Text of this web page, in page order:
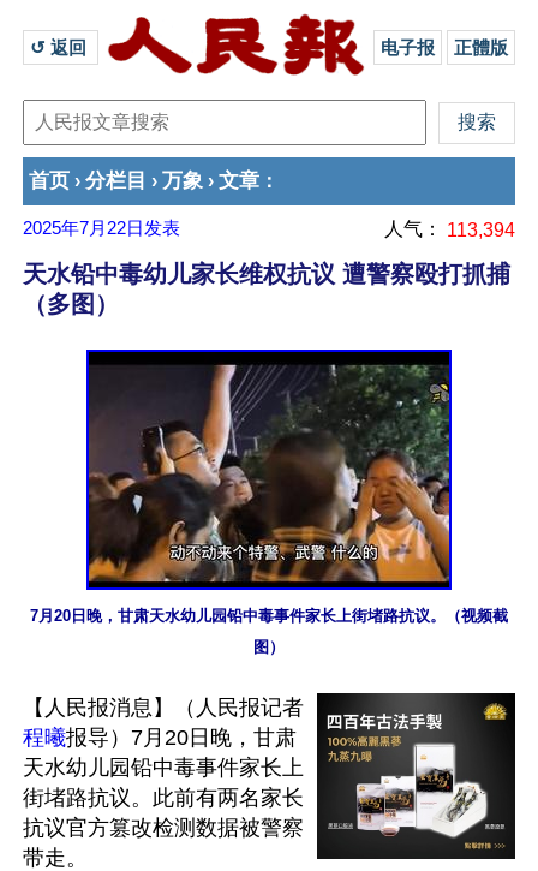
↺ 返回 电子报 正體版
首页 › 分栏目 › 万象 › 文章 ：
2025年7月22日 发表 人气： 113,394
天水铅中毒幼儿家长维权抗议 遭警察殴打抓捕
（多图）
7月20日晚，甘肃天水幼儿园铅中毒事件家长上街堵路抗议。（视频截
图）
【人民报消息】（人民报记者
程曦报导）7月20日晚，甘肃
天水幼儿园铅中毒事件家长上
街堵路抗议。此前有两名家长
抗议官方篡改检测数据被警察
带走。